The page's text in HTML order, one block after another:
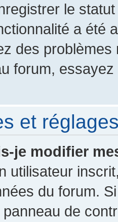
le
a été
des
forum,
et
je modifier
utilisateur
du forum.
de